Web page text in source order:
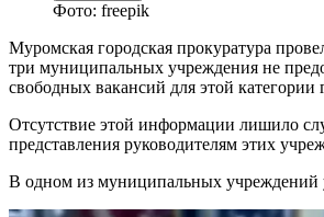
Фото: freepik
Муромская городская прокуратура
три муниципальных учреждения не
свободных вакансий для этой категории
Отсутствие этой информации лишило
представления руководителям этих
В одном из муниципальных учреждений